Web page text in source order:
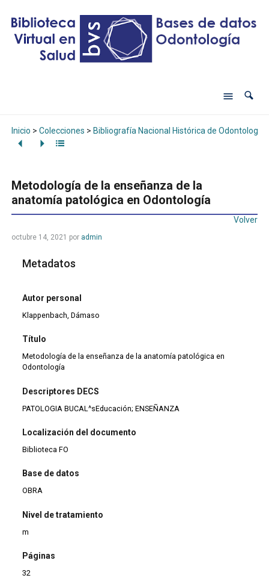
Inicio > Colecciones > Bibliografía Nacional Histórica de Odontología
Metodología de la enseñanza de la
anatomía patológica en Odontología
Volver
octubre 14, 2021 por admin
Metadatos
Autor personal
Klappenbach, Dámaso
Título
Metodología de la enseñanza de la anatomía patológica en
Odontología
Descriptores DECS
PATOLOGIA BUCAL^sEducación; ENSEÑANZA
Localización del documento
Biblioteca FO
Base de datos
OBRA
Nivel de tratamiento
m
Páginas
32